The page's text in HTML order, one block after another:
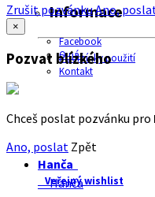
Informace
Facebook
O nás
Podmínky použití
Kontakt
Zrušit pozvánkuAno,
×
Pozvat blízkého
Chceš poslat pozvánku pro
Ano, poslat Zpět
Hanča
Veřejný wishlist
Hanča